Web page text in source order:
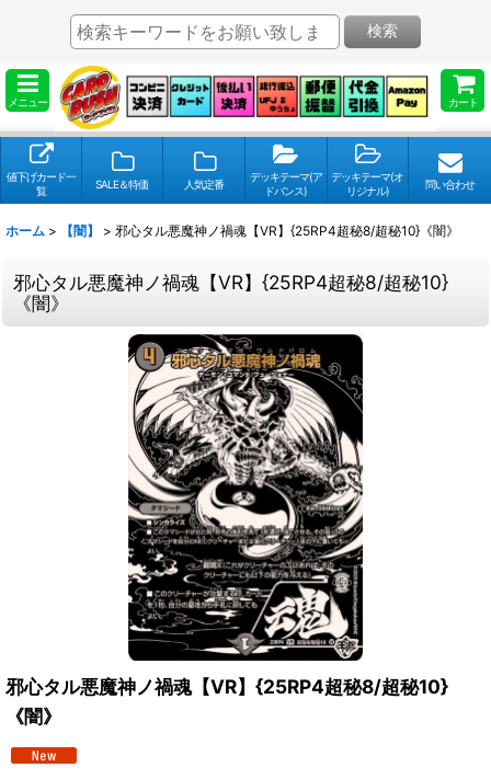
メニュー カート
検索
値下げカード一
覧
SALE＆特価 人気定番
デッキテーマ(ア
ドバンス)
デッキテーマ(オ
リジナル)
問い合わせ
ホーム > 【闇】 > 邪心タル悪魔神ノ禍魂【VR】{25RP4超秘8/超秘10}《闇》
邪心タル悪魔神ノ禍魂【VR】{25RP4超秘8/超秘10}
《闇》
邪心タル悪魔神ノ禍魂【VR】{25RP4超秘8/超秘10}
《闇》